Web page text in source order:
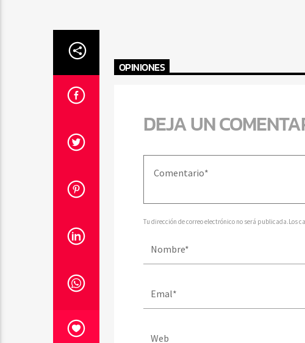
OPINIONES
DEJA UN
Tu dirección de correo electrónico no será publicada.Los